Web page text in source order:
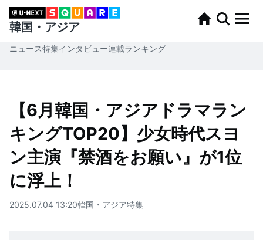
韓国・アジア
ニュース特集インタビュー連載ランキング
【6月韓国・アジアドラマラン
キングTOP20】少女時代スヨ
ン主演『禁酒をお願い』が1位
に浮上！
2025.07.04 13:20韓国・アジア特集